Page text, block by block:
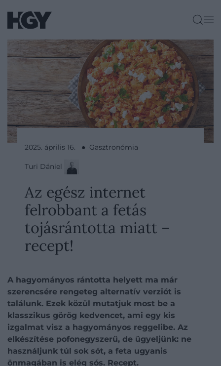
2025. április 16. ● Gasztronómia
Turi Dániel
Az egész internet
felrobbant a fetás
tojásrántotta miatt –
recept!
A hagyományos rántotta helyett ma már
szerencsére rengeteg alternatív verziót is
találunk. Ezek közül mutatjuk most be a
klasszikus görög kedvencet, ami egy kis
izgalmat visz a hagyományos reggelibe. Az
elkészítése pofonegyszerű, de ügyeljünk: ne
használjunk túl sok sót, a feta ugyanis
önmagában is elég sós. Recept.